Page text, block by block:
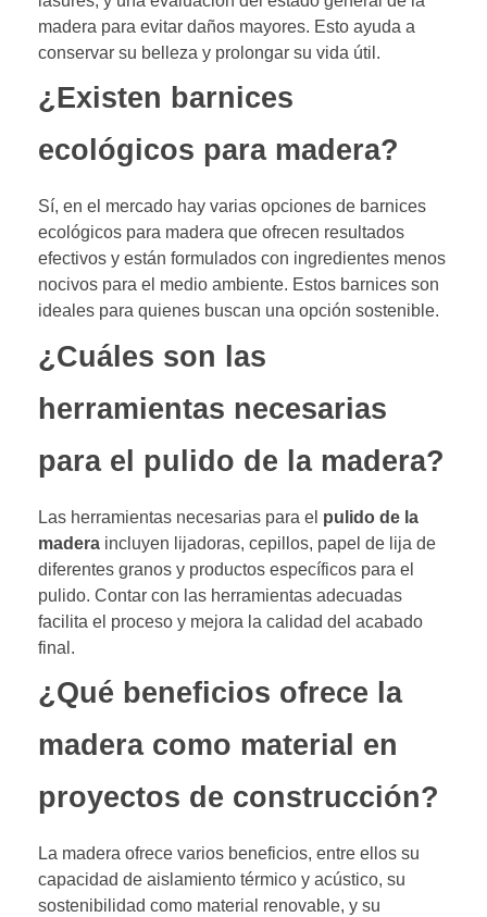
madera para evitar daños mayores. Esto ayuda a
conservar su belleza y prolongar su vida útil.
¿Existen barnices
ecológicos para madera?
Sí, en el mercado hay varias opciones de barnices
ecológicos para madera que ofrecen resultados
efectivos y están formulados con ingredientes menos
nocivos para el medio ambiente. Estos barnices son
ideales para quienes buscan una opción sostenible.
¿Cuáles son las
herramientas necesarias
para el pulido de la madera?
Las herramientas necesarias para el pulido de la
madera incluyen lijadoras, cepillos, papel de lija de
diferentes granos y productos específicos para el
pulido. Contar con las herramientas adecuadas
facilita el proceso y mejora la calidad del acabado
final.
¿Qué beneficios ofrece la
madera como material en
proyectos de construcción?
La madera ofrece varios beneficios, entre ellos su
capacidad de aislamiento térmico y acústico, su
sostenibilidad como material renovable, y su